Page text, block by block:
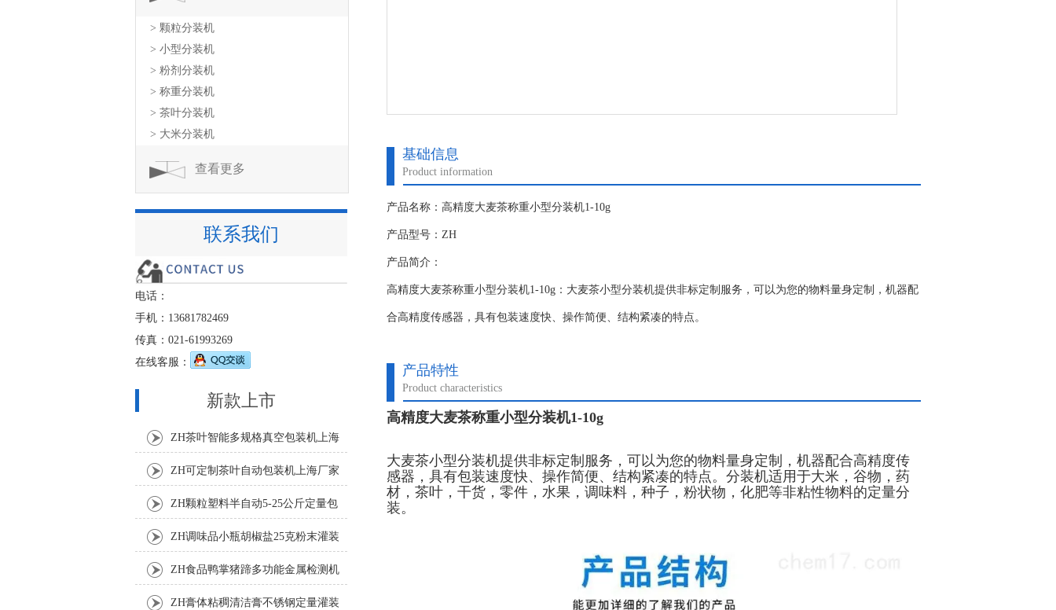
基础信息
Product information
产品名称：高精度大麦茶称重小型分装机1-10g
产品型号：ZH
产品简介：
高精度大麦茶称重小型分装机1-10g：大麦茶小型分装机​提供非标定制服务，可以为您的物料量身定制，机器配
合高精度传感器，具有包装速度快、操作简便、结构紧凑的特点。
产品特性
Product characteristics
高精度大麦茶称重小型分装机1-10g
大麦茶小型分装机提供非标定制服务，可以为您的物料量身定制，机器配合高精度传
感器，具有包装速度快、操作简便、结构紧凑的特点。分装机适用于大米，谷物，药
材，茶叶，干货，零件，水果，调味料，种子，粉状物，化肥等非粘性物料的定量分
装。
> 颗粒分装机
> 小型分装机
> 粉剂分装机
> 称重分装机
> 茶叶分装机
> 大米分装机
查看更多
联系我们
电话：
手机：13681782469
传真：021-61993269
在线客服：
新款上市
ZH茶叶智能多规格真空包装机上海
厂家 ZH可定制茶叶自动包装机上海厂家
ZH颗粒塑料半自动5-25公斤定量包
装机 ZH调味品小瓶胡椒盐25克粉末灌装
ZH食品鸭掌猪蹄多功能金属检测机
ZH膏体粘稠清洁膏不锈钢定量灌装